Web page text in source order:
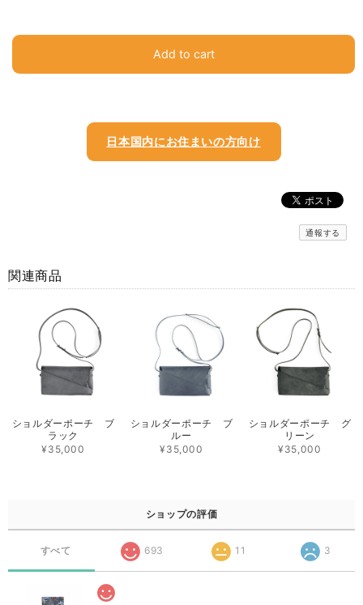
Add to cart
日本国内にお住まいの方向け
通報する
関連商品
ショルダーポーチ ブ
ラック
¥35,000
ショルダーポーチ ブ
ルー
¥35,000
ショルダーポーチ グ
リーン
¥35,000
ショップの評価
すべて 693 11 3